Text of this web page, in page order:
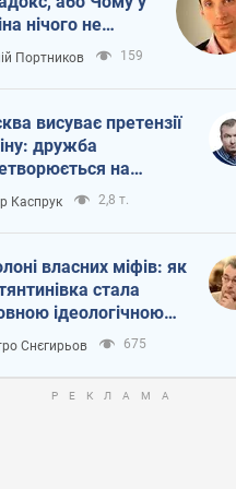
нічого не
з Україною
Портников 159
висуває претензії
дружба
на
Росії від
Каспрук 2,8 т.
власних міфів: як
стала
ідеологічною
для російських
Снєгирьов 675